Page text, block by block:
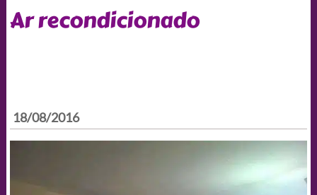
Ar recondicionado
18/08/2016